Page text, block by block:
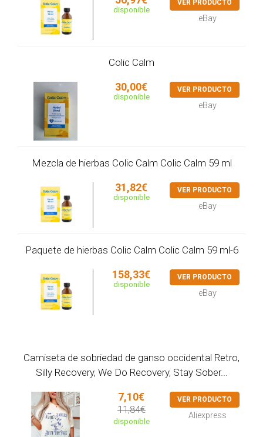
disponible
VER PRODUCTO
eBay
Colic Calm
30,00€
disponible
VER PRODUCTO
eBay
Mezcla de hierbas Colic Calm Colic Calm 59 ml
31,82€
disponible
VER PRODUCTO
eBay
Paquete de hierbas Colic Calm Colic Calm 59 ml-6
158,33€
disponible
VER PRODUCTO
eBay
Camiseta de sobriedad de ganso occidental Retro,
Silly Recovery, We Do Recovery, Stay Sober...
7,10€
11,84€
disponible
VER PRODUCTO
Aliexpress